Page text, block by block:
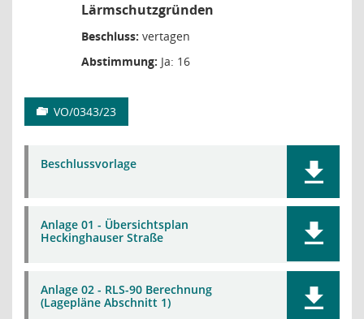
Lärmschutzgründen
Beschluss: vertagen
Abstimmung: Ja: 16
VO/0343/23
Beschlussvorlage
Anlage 01 - Übersichtsplan
Heckinghauser Straße
Anlage 02 - RLS-90 Berechnung
(Lagepläne Abschnitt 1)